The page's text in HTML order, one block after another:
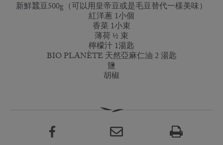
新鮮蠶豆500g（可以用皇帝豆或是毛豆替代一樣美味）
紅洋蔥 1小個
香菜 1小束
薄荷 ½ 束
檸檬汁 1湯匙
BIO PLANÈTE 天然亞麻仁油 2 湯匙
鹽
胡椒